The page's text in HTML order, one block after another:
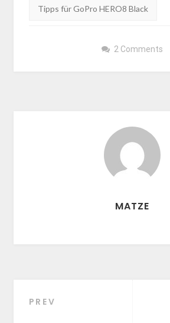
Tipps für GoPro HERO8 Black
2 Comments
MATZE
Beitragsnavigation
PREV